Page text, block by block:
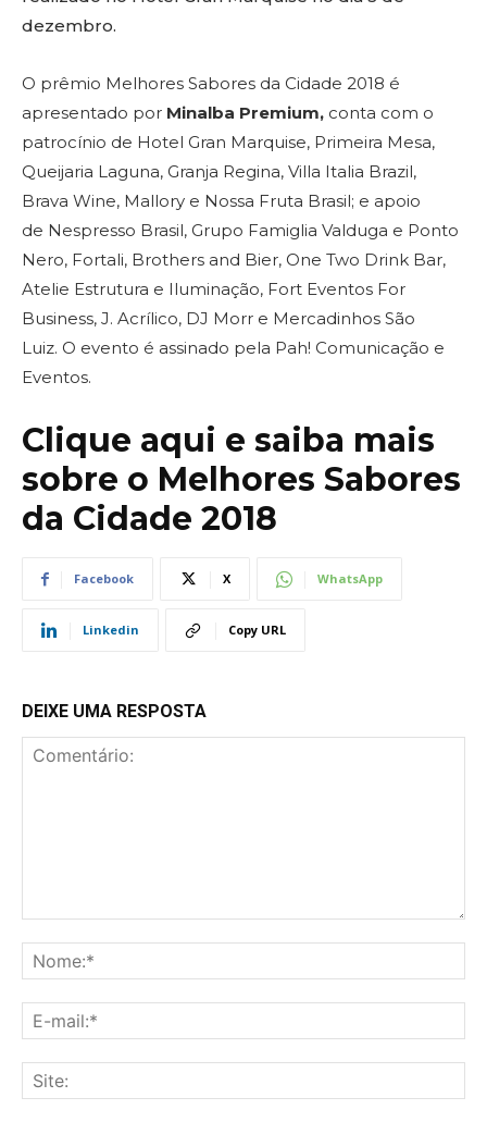
dezembro.
O prêmio Melhores Sabores da Cidade 2018 é
apresentado por Minalba Premium, conta com o
patrocínio de Hotel Gran Marquise, Primeira Mesa,
Queijaria Laguna, Granja Regina, Villa Italia Brazil,
Brava Wine, Mallory e Nossa Fruta Brasil; e apoio
de Nespresso Brasil, Grupo Famiglia Valduga e Ponto
Nero, Fortali, Brothers and Bier, One Two Drink Bar,
Atelie Estrutura e Iluminação, Fort Eventos For
Business, J. Acrílico, DJ Morr e Mercadinhos São
Luiz. O evento é assinado pela Pah! Comunicação e
Eventos.
Clique aqui e saiba mais
sobre o Melhores Sabores
da Cidade 2018
Facebook X WhatsApp
Linkedin Copy URL
DEIXE UMA RESPOSTA